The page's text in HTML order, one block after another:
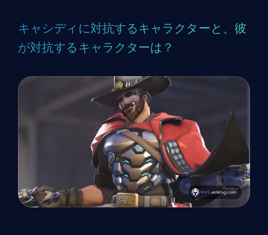
キャシディに対抗するキャラクターと、彼
が対抗するキャラクターは？